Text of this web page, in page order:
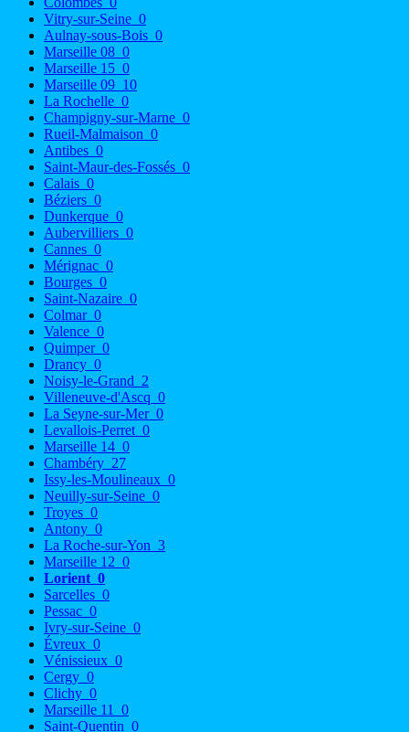
Vitry-sur-Seine 0
Aulnay-sous-Bois 0
Marseille 08 0
Marseille 15 0
Marseille 09 10
La Rochelle 0
Champigny-sur-Marne 0
Rueil-Malmaison 0
Antibes 0
Saint-Maur-des-Fossés 0
Calais 0
Béziers 0
Dunkerque 0
Aubervilliers 0
Cannes 0
Mérignac 0
Bourges 0
Saint-Nazaire 0
Colmar 0
Valence 0
Quimper 0
Drancy 0
Noisy-le-Grand 2
Villeneuve-d'Ascq 0
La Seyne-sur-Mer 0
Levallois-Perret 0
Marseille 14 0
Chambéry 27
Issy-les-Moulineaux 0
Neuilly-sur-Seine 0
Troyes 0
Antony 0
La Roche-sur-Yon 3
Marseille 12 0
Lorient 0
Sarcelles 0
Pessac 0
Ivry-sur-Seine 0
Évreux 0
Vénissieux 0
Cergy 0
Clichy 0
Marseille 11
0
Saint-Quentin 0